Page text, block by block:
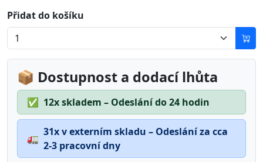
Přidat do košíku
📦 Dostupnost a dodací lhůta
✅ 12x skladem – Odeslání do 24 hodin
🚛
31x v externím skladu – Odeslání za cca
2-3 pracovní dny